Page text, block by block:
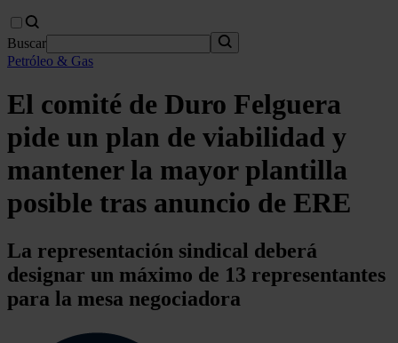
Buscar
Petróleo & Gas
El comité de Duro Felguera
pide un plan de viabilidad y
mantener la mayor plantilla
posible tras anuncio de ERE
La representación sindical deberá
designar un máximo de 13 representantes
para la mesa negociadora